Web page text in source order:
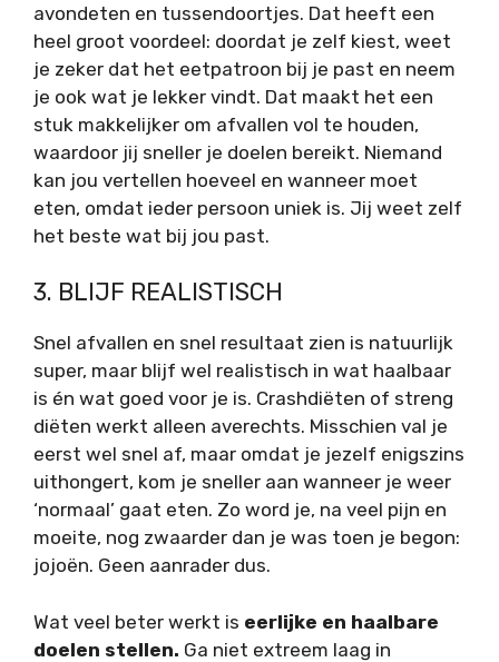
avondeten en tussendoortjes. Dat heeft een
heel groot voordeel: doordat je zelf kiest, weet
je zeker dat het eetpatroon bij je past en neem
je ook wat je lekker vindt. Dat maakt het een
stuk makkelijker om afvallen vol te houden,
waardoor jij sneller je doelen bereikt. Niemand
kan jou vertellen hoeveel en wanneer moet
eten, omdat ieder persoon uniek is. Jij weet zelf
het beste wat bij jou past.
3. BLIJF REALISTISCH
Snel afvallen en snel resultaat zien is natuurlijk
super, maar blijf wel realistisch in wat haalbaar
is én wat goed voor je is. Crashdiëten of streng
diëten werkt alleen averechts. Misschien val je
eerst wel snel af, maar omdat je jezelf enigszins
uithongert, kom je sneller aan wanneer je weer
‘normaal’ gaat eten. Zo word je, na veel pijn en
moeite, nog zwaarder dan je was toen je begon:
jojoën. Geen aanrader dus.
Wat veel beter werkt is eerlijke en haalbare
doelen stellen. Ga niet extreem laag in